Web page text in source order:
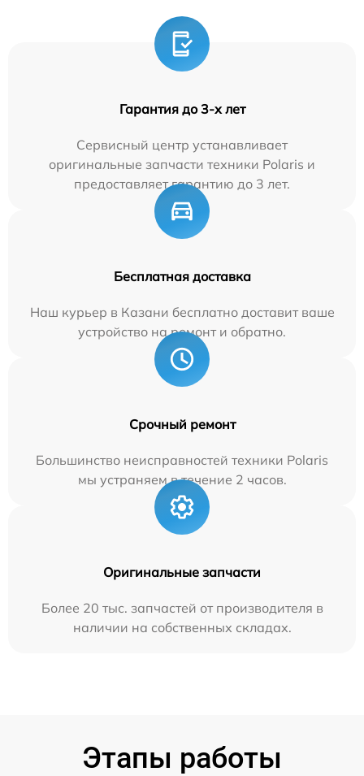
Гарантия до 3-х лет
Сервисный центр устанавливает
оригинальные запчасти техники Polaris и
предоставляет гарантию до 3 лет.
Бесплатная доставка
Наш курьер в Казани бесплатно доставит ваше
устройство на ремонт и обратно.
Срочный ремонт
Большинство неисправностей техники Polaris
мы устраняем в течение 2 часов.
Оригинальные запчасти
Более 20 тыс. запчастей от производителя в
наличии на собственных складах.
Этапы работы